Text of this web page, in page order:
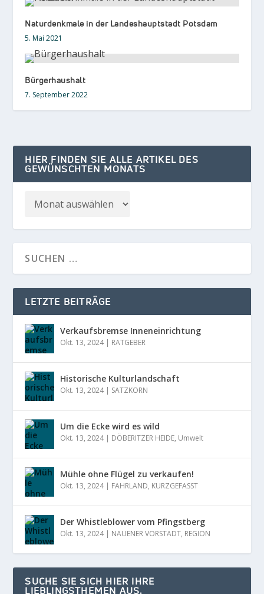
Naturdenkmale in der Landeshauptstadt Potsdam
5. Mai 2021
Bürgerhaushalt
7. September 2022
HIER FINDEN SIE ALLE ARTIKEL DES
GEWÜNSCHTEN MONATS
LETZTE BEITRÄGE
Verkaufsbremse Inneneinrichtung
Okt. 13, 2024| RATGEBER
Historische Kulturlandschaft
Okt. 13, 2024| SATZKORN
Um die Ecke wird es wild
Okt. 13, 2024| DÖBERITZER HEIDE, Umwelt
Mühle ohne Flügel zu verkaufen!
Okt. 13, 2024| FAHRLAND, KURZGEFASST
Der Whistleblower vom Pfingstberg
Okt. 13, 2024| NAUENER VORSTADT, REGION
SUCHE SIE SICH HIER IHRE
LIEBLINGSTHEMEN AUS.